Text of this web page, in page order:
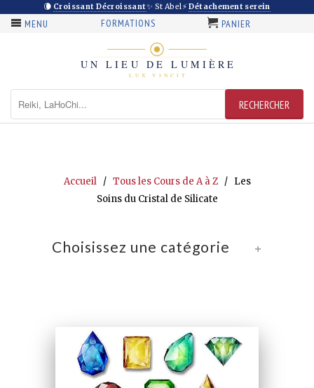
🌘 Croissant Décroissant✨ St Abel⚡Détachement serein
MENU FORMATIONS PANIER
Accueil/ Tous les Cours de A à Z/ Les
Soins du Cristal de Silicate
+
Choisissez une catégorie